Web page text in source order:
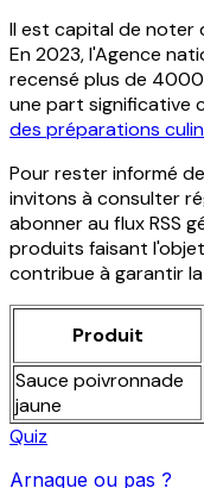
Il est capital de noter
En 2023, l'Agence
recensé plus de
une part significative
des préparations
Pour rester informé
invitons à consulter
abonner au flux RSS
produits faisant
contribue à garantir
Produit
Sauce poivronnade
jaune
Quiz
Arnaque ou pas ?